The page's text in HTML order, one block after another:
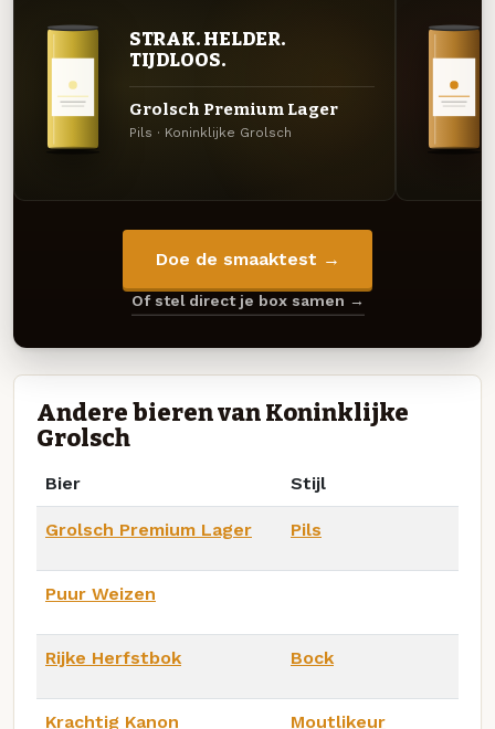
STRAK. HELDER.
TIJDLOOS.
Grolsch Premium Lager
Pils · Koninklijke Grolsch
Doe de smaaktest →
Of stel direct je box samen →
Andere bieren van Koninklijke
Grolsch
Bier Stijl
Grolsch Premium Lager Pils
Puur Weizen
Rijke Herfstbok Bock
Krachtig Kanon Moutlikeur